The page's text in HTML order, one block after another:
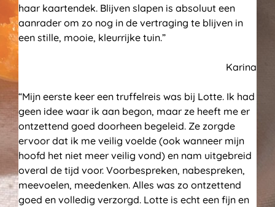
haar kaartendek. Blijven slapen is absoluut een
aanrader om zo nog in de vertraging te blijven in
een stille, mooie, kleurrijke tuin.”
Karina
“Mijn eerste keer een truffelreis was bij Lotte. Ik had
geen idee waar ik aan begon, maar ze heeft me er
ontzettend goed doorheen begeleid. Ze zorgde
ervoor dat ik me veilig voelde (ook wanneer mijn
hoofd het niet meer veilig vond) en nam uitgebreid
overal de tijd voor. Voorbespreken, nabespreken,
meevoelen, meedenken. Alles was zo ontzettend
goed en volledig verzorgd. Lotte is echt een fijn en